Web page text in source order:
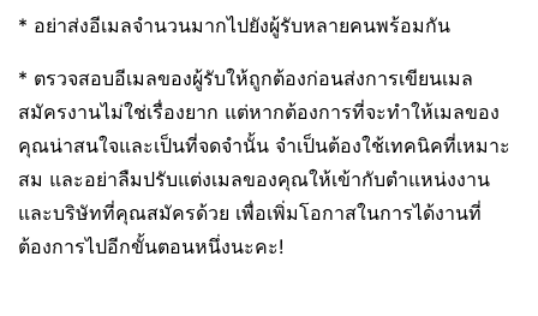
* อย่าส่งอีเมลจำนวนมากไปยังผู้รับหลายคนพร้อมกัน
* ตรวจสอบอีเมลของผู้รับให้ถูกต้องก่อนส่งการเขียนเมล
สมัครงานไม่ใช่เรื่องยาก แต่หากต้องการที่จะทำให้เมลของ
คุณน่าสนใจและเป็นที่จดจำนั้น จำเป็นต้องใช้เทคนิคที่เหมาะ
สม และอย่าลืมปรับแต่งเมลของคุณให้เข้ากับตำแหน่งงาน
และบริษัทที่คุณสมัครด้วย เพื่อเพิ่มโอกาสในการได้งานที่
ต้องการไปอีกขั้นตอนหนึ่งนะคะ!